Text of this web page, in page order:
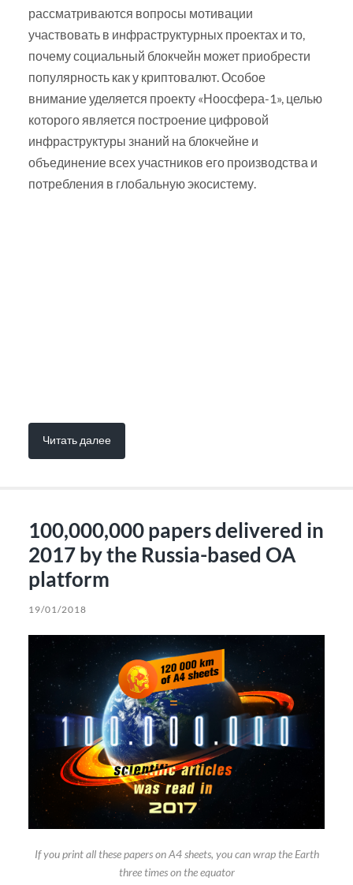
рассматриваются вопросы мотивации
участвовать в инфраструктурных проектах и то,
почему социальный блокчейн может приобрести
популярность как у криптовалют. Особое
внимание уделяется проекту «Ноосфера-1», целью
которого является построение цифровой
инфраструктуры знаний на блокчейне и
объединение всех участников его производства и
потребления в глобальную экосистему.
Читать далее
100,000,000 papers delivered in
2017 by the Russia-based OA
platform
19/01/2018
If you print all these papers on A4 sheets, you can wrap the Earth
three times on the equator